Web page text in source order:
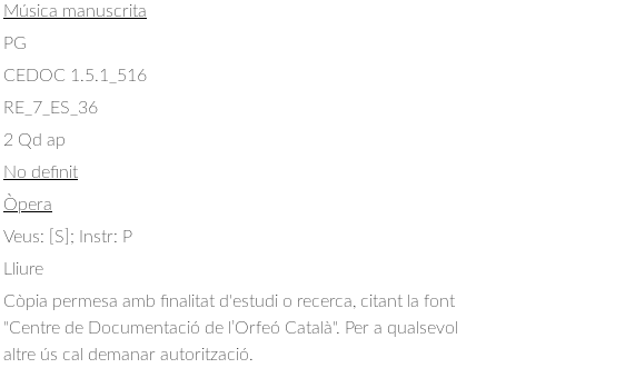
Música manuscrita
PG
CEDOC 1.5.1_516
RE_7_ES_36
2 Qd ap
No definit
Òpera
Veus: [S]; Instr: P
Lliure
Còpia permesa amb finalitat d'estudi o recerca, citant la font
"Centre de Documentació de l’Orfeó Català". Per a qualsevol
altre ús cal demanar autorització.